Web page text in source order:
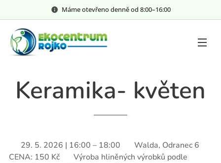
Máme otevřeno denně od 8:00–⁠⁠⁠⁠⁠16:00
Keramika- květen
📅 29. 5. 2026 | 16:00 – 18:00 📍 Walda, Odranec 6 💰
CENA: 150 Kč 📝 Výroba hliněných výrobků podle